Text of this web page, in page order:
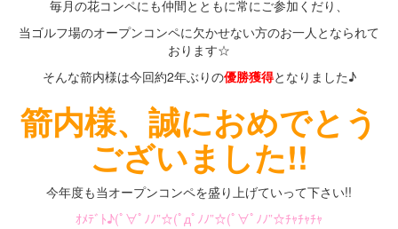
毎月の花コンペにも仲間とともに常にご参加くだり、
当ゴルフ場のオープンコンペに欠かせない方のお一人となられて
おります☆
そんな箭内様は今回約2年ぶりの優勝獲得となりました♪
箭内様、誠におめでとう
ございました!!
今年度も当オープンコンペを盛り上げていって下さい!!
ｵﾒﾃﾞﾄ♪(ﾟ∀ﾟﾉﾉ”☆(ﾟдﾟﾉﾉ”☆(ﾟ∀ﾟﾉﾉ”☆ﾁｬﾁｬﾁｬ